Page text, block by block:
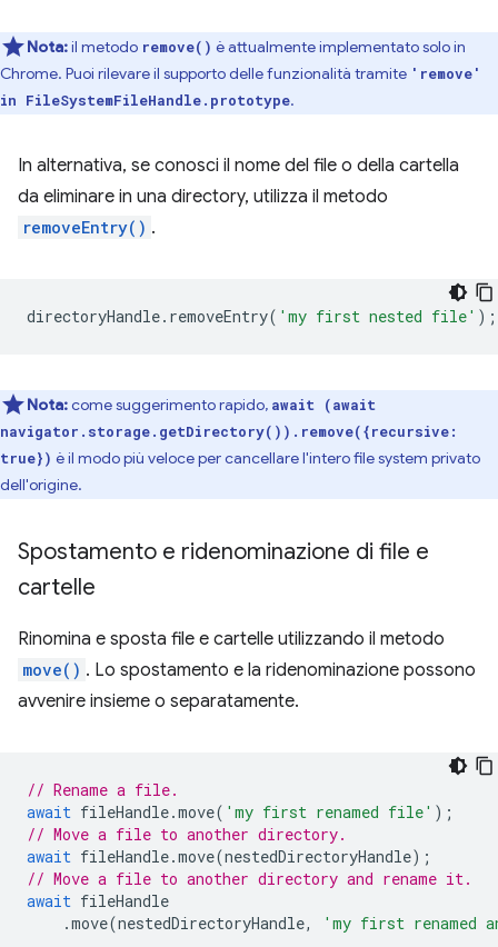
Nota:il metodo remove() è attualmente implementato solo in
Chrome. Puoi rilevare il supporto delle funzionalità tramite 'remove'
in FileSystemFileHandle.prototype.
In alternativa, se conosci il nome del file o della cartella
da eliminare in una directory, utilizza il metodo
removeEntry() .
directoryHandle. removeEntry( 'my first nested file' );
Nota:come suggerimento rapido, await (await
navigator.storage.getDirectory()).remove({recursive:
true}) è il modo più veloce per cancellare l'intero file system privato
dell'origine.
Spostamento e ridenominazione di file e
cartelle
Rinomina e sposta file e cartelle utilizzando il metodo
move() . Lo spostamento e la ridenominazione possono
avvenire insieme o separatamente.
// Rename a file.
await fileHandle.move( 'my first renamed file' );
// Move a file to another directory.
await fileHandle.move(nestedDirectoryHandle);
// Move a file to another directory and rename it.
await fileHandle
.move(nestedDirectoryHandle, 'my first renamed